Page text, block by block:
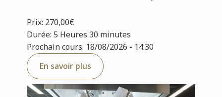
Prix: 270,00€
Durée: 5 Heures 30 minutes
Prochain cours: 18/08/2026 - 14:30
En savoir plus